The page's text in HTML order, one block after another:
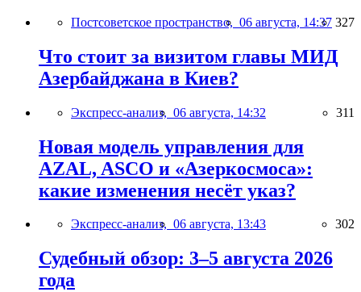
Постсоветское пространство, 06 августа, 14:37 327
Что стоит за визитом главы МИД
Азербайджана в Киев?
Экспресс-анализ, 06 августа, 14:32 311
Новая модель управления для
AZAL, ASCO и «Азеркосмоса»:
какие изменения несёт указ?
Экспресс-анализ, 06 августа, 13:43 302
Судебный обзор: 3–5 августа 2026
года